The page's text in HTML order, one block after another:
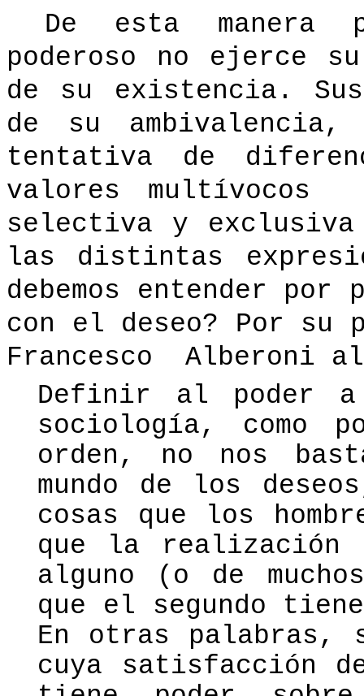
De esta manera
poderoso no ejerce
de su existencia.
de su
tentativa de
valores multívocos
selectiva y
las distintas
debemos entender
con el deseo? Por
Francesco
Alberoni
Definir al poder
sociología, como
orden, no nos
mundo de los
cosas que los
que la realización
alguno (o de
que el segundo
En otras palabras,
cuya satisfacción